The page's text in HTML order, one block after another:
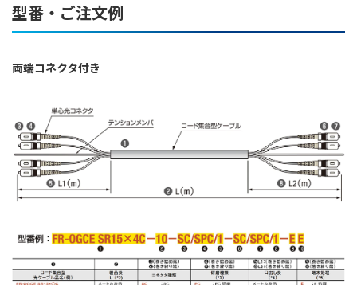
型番・ご注文例
両端コネクタ付き